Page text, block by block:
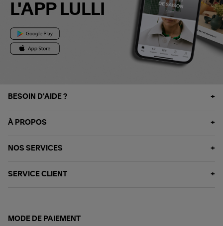
L'APP LULLI
BESOIN D'AIDE ?
À PROPOS
NOS SERVICES
SERVICE CLIENT
MODE DE PAIEMENT